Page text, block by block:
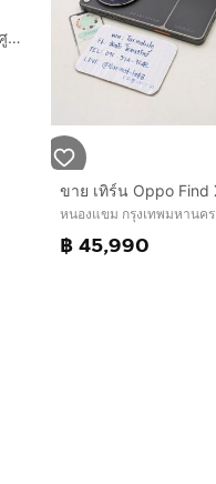
OPPO Find X9s 256GB ประกันศูนย์ไทย9เดือนกว่า ไร้รอย ครบกล่อง
หนองแขม กรุงเทพมหานคร
฿ 45,990